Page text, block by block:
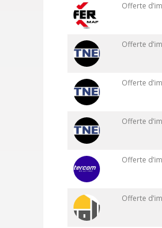
Offerte
Offerte
Offerte
Offerte
Offerte
Offerte